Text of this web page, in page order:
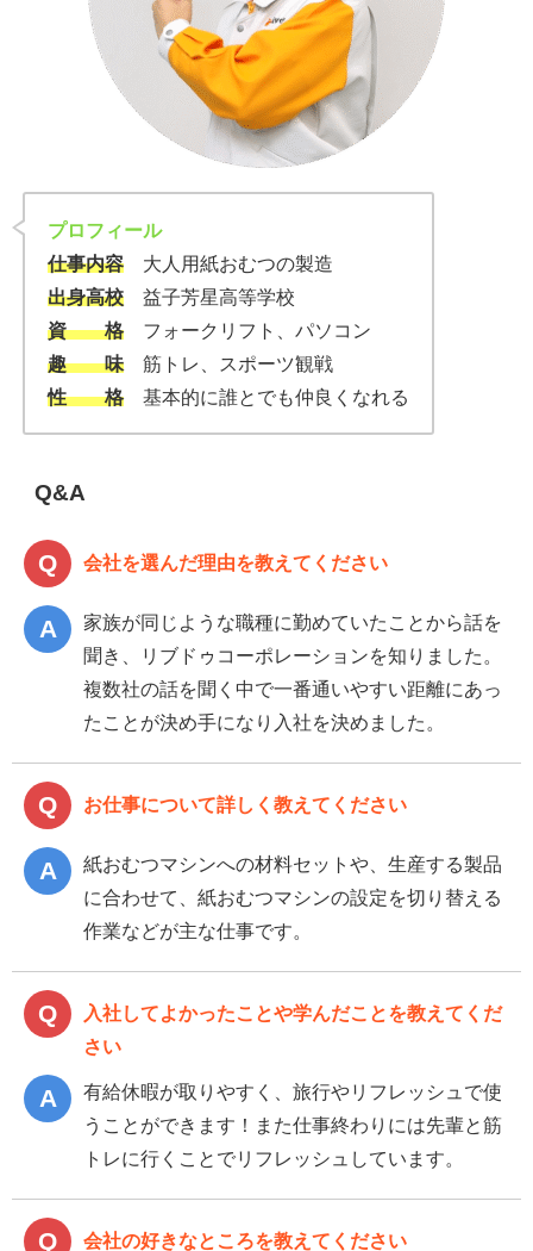
プロフィール
仕事内容
大人用紙おむつの製造
出身高校
益子芳星高等学校
資 格
フォークリフト、パソコン
趣 味
筋トレ、スポーツ観戦
性 格
基本的に誰とでも仲良くなれる
Q&A
会社を選んだ理由を教えてください
家族が同じような職種に勤めていたことから話を
聞き、リブドゥコーポレーションを知りました。
複数社の話を聞く中で一番通いやすい距離にあっ
たことが決め手になり入社を決めました。
お仕事について詳しく教えてください
紙おむつマシンへの材料セットや、生産する製品
に合わせて、紙おむつマシンの設定を切り替える
作業などが主な仕事です。
入社してよかったことや学んだことを教えてくだ
さい
有給休暇が取りやすく、旅行やリフレッシュで使
うことができます！また仕事終わりには先輩と筋
トレに行くことでリフレッシュしています。
会社の好きなところを教えてください